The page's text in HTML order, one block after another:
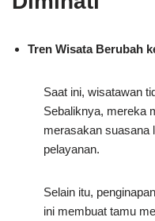
Tren Wisata Berubah
Saat ini, wisatawan
Sebaliknya, mereka
merasakan suasana
pelayanan.
Selain itu,
ini membuat tamu